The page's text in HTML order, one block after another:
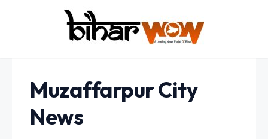
Muzaffarpur City
News